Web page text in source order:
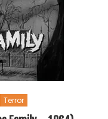
Terror